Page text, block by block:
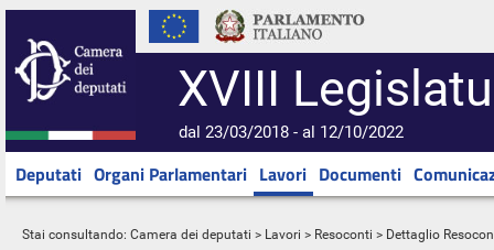
XVIII
dal 23/03/2018 - al 12/10/2022
Deputati Organi Parlamentari Lavori Documenti
Stai consultando: Camera dei deputati > Lavori > Resoconti > Dettaglio